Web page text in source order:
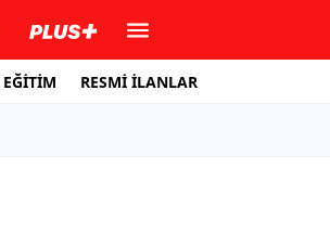
EĞİTİM RESMİ İLANLAR